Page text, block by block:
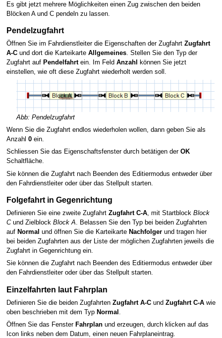
Es gibt jetzt mehrere Möglichkeiten einen Zug zwischen den beiden
Blöcken A und C pendeln zu lassen.
Pendelzugfahrt
Öffnen Sie im Fahrdienstleiter die Eigenschaften der Zugfahrt Zugfahrt
A-Cund dort die Karteikarte Allgemeines. Stellen Sie den Typ der
Zugfahrt auf Pendelfahrtein. Im Feld Anzahl
können Sie jetzt
einstellen, wie oft diese Zugfahrt wiederholt werden soll.
Abb: Pendelzugfahrt
Wenn Sie die Zugfahrt endlos wiederholen wollen, dann geben Sie als
Anzahl 0ein.
Schliessen Sie das Eigenschaftsfenster durch betätigen der OK
Schaltfläche.
Sie können die Zugfahrt nach Beenden des Editiermodus entweder über
den Fahrdienstleiter oder über das Stellpult starten.
Folgefahrt in Gegenrichtung
Definieren Sie eine zweite Zugfahrt Zugfahrt C-A, mit Startblock Block
Cund Zielblock Block A. Belassen Sie den Typ bei beiden Zugfahrten
auf Normal und öffnen Sie die Karteikarte Nachfolgerund tragen hier
bei beiden Zugfahrten aus der Liste der möglichen Zugfahrten jeweils die
Zugfahrt in Gegenrichtung ein.
Sie können die Zugfahrt nach Beenden des Editiermodus entweder über
den Fahrdienstleiter oder über das Stellpult starten.
Einzelfahrten laut Fahrplan
Definieren Sie die beiden Zugfahrten Zugfahrt A-Cund Zugfahrt C-Awie
oben beschrieben mit dem Typ Normal
Öffnen Sie das Fenster Fahrplanund erzeugen, durch klicken auf das
Icon links neben dem Datum, einen neuen Fahrplaneintrag.